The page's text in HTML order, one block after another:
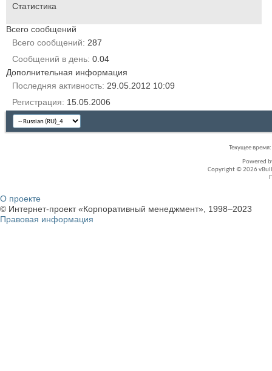
Статистика
Всего сообщений
Всего сообщений
287
Сообщений в день 0.04
Дополнительная информация
Последняя активность 29.05.2012 10:09
Регистрация
15.05.2006
Текущее время:
Powered
Copyright © 2026
О проекте
© Интернет-проект «Корпоративный менеджмент», 1998–2023
Правовая информация